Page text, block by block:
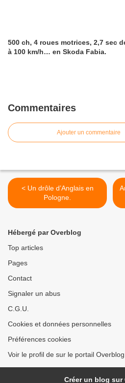
500 ch, 4 roues motrices, 2,7 sec
à 100 km/h… en Skoda Fabia.
Commentaires
Ajouter un commentaire
< Un drôle d’Anglais en
Pologne.
Hébergé par Overblog
Top articles
Pages
Contact
Signaler un abus
C.G.U.
Cookies et données personnelles
Préférences cookies
Voir le profil de sur le portail Overblog
Créer un blog sur